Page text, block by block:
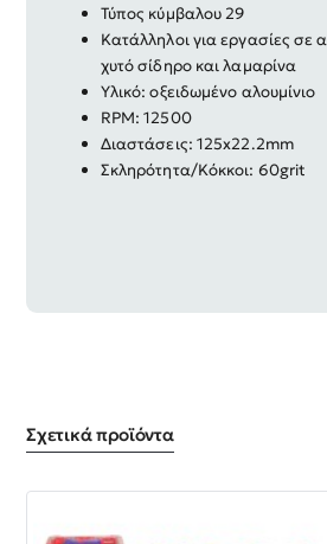
Τύπος κύμβαλου 29
Κατάλληλοι για εργασίες σε
χυτό σίδηρο και λαμαρίνα
Υλικό: οξειδωμένο αλουμίνιο
RPM: 12500
Διαστάσεις: 125x22.2mm
Σκληρότητα/Kόκκοι: 60grit
Σχετικά προϊόντα